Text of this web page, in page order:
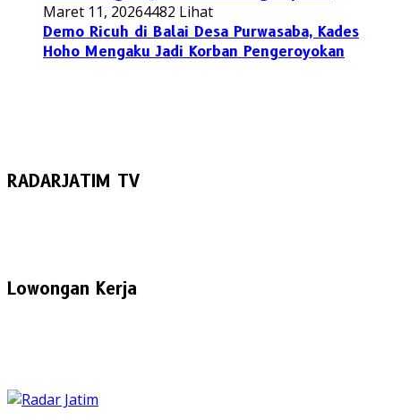
Maret 11, 20264482 Lihat
Demo Ricuh di Balai Desa Purwasaba, Kades
Hoho Mengaku Jadi Korban Pengeroyokan
RADARJATIM TV
Lowongan Kerja